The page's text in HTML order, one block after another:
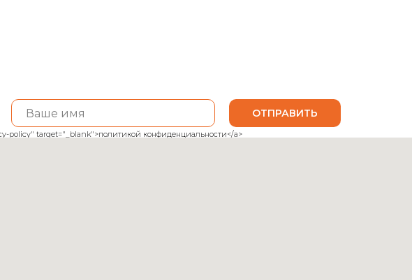
policy" target="_blank">политикой конфиденциальности</a>
ОТПРАВИТЬ